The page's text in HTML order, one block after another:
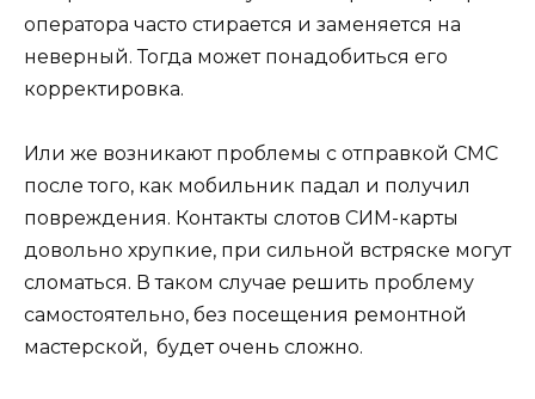
оператора часто стирается и заменяется на
неверный. Тогда может понадобиться его
корректировка.
Или же возникают проблемы с отправкой СМС
после того, как мобильник падал и получил
повреждения. Контакты слотов СИМ-карты
довольно хрупкие, при сильной встряске могут
сломаться. В таком случае решить проблему
самостоятельно, без посещения ремонтной
мастерской, будет очень сложно.